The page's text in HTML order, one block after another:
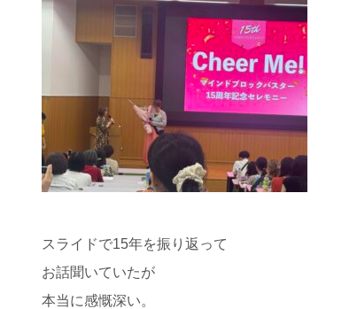
スライドで15年を振り返って
お話聞いていたが
本当に感慨深い。